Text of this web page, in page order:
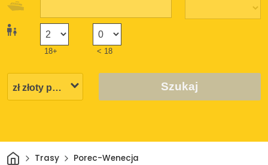
18+ < 18
Szukaj
DomTrasy Porec-Wenecja